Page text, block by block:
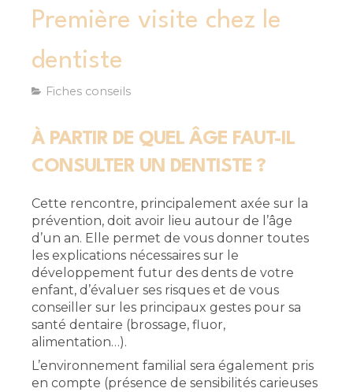
Première visite chez le
dentiste
Fiches conseils
À PARTIR DE QUEL ÂGE FAUT-IL
CONSULTER UN DENTISTE ?
Cette rencontre, principalement axée sur la
prévention, doit avoir lieu autour de l’âge
d’un an. Elle permet de vous donner toutes
les explications nécessaires sur le
développement futur des dents de votre
enfant, d’évaluer ses risques et de vous
conseiller sur les principaux gestes pour sa
santé dentaire (brossage, fluor,
alimentation…).
L’environnement familial sera également pris
en compte (pré­sence de sensibilités carieuses